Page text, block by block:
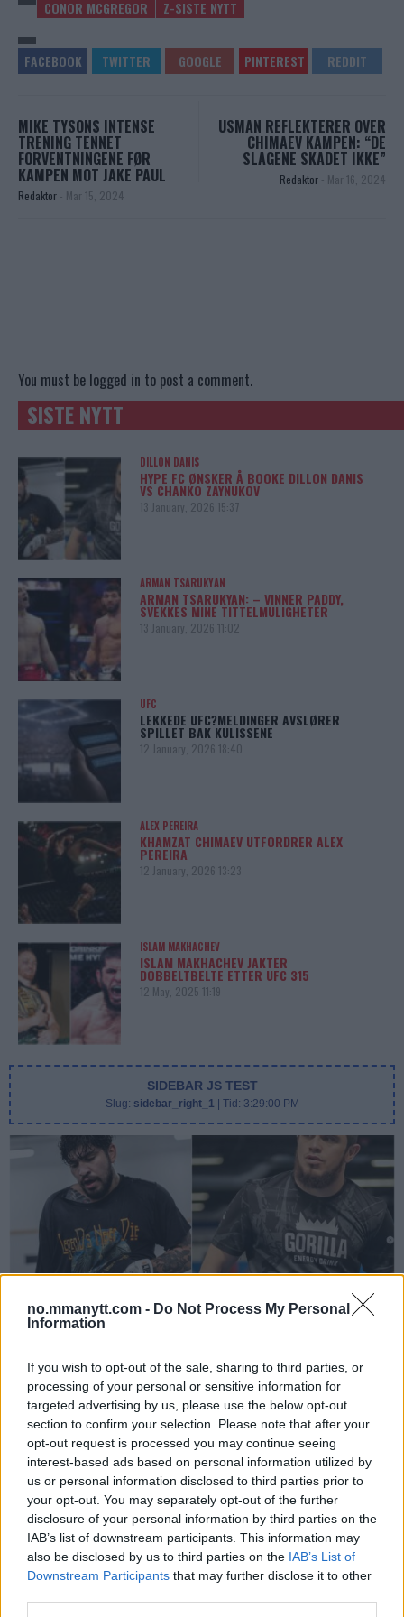
no.mmanytt.com - Do Not Process My Personal
Information
If you wish to opt-out of the sale, sharing to third parties, or
processing of your personal or sensitive information for
targeted advertising by us, please use the below opt-out
section to confirm your selection. Please note that after your
opt-out request is processed you may continue seeing
interest-based ads based on personal information utilized by
us or personal information disclosed to third parties prior to
your opt-out. You may separately opt-out of the further
disclosure of your personal information by third parties on the
IAB’s list of downstream participants. This information may
also be disclosed by us to third parties on the IAB’s List of
Downstream Participants that may further disclose it to other
CONOR MCGREGOR Z-SISTE NYTT
MIKE TYSONS INTENSE
TRENING TENNET
FORVENTNINGENE FØR
KAMPEN MOT JAKE PAUL
Redaktor - Mar 15, 2024
USMAN REFLEKTERER OVER
CHIMAEV KAMPEN: “DE
SLAGENE SKADET IKKE”
Redaktor - Mar 16, 2024
You must be logged in to post a comment.
SISTE NYTT
DILLON DANIS
HYPE FC ØNSKER Å BOOKE DILLON DANIS
VS CHANKO ZAYNUKOV
13 January, 2026 15:37
ARMAN TSARUKYAN
ARMAN TSARUKYAN: – VINNER PADDY,
SVEKKES MINE TITTELMULIGHETER
13 January, 2026 11:02
UFC
LEKKEDE UFC?MELDINGER AVSLØRER
SPILLET BAK KULISSENE
12 January, 2026 18:40
ALEX PEREIRA
KHAMZAT CHIMAEV UTFORDRER ALEX
PEREIRA
12 January, 2026 13:23
ISLAM MAKHACHEV
ISLAM MAKHACHEV JAKTER
DOBBELTBELTE ETTER UFC 315
12 May, 2025 11:19
SIDEBAR JS TEST
Slug: sidebar_right_1 | Tid: 3:29:00 PM
DILLON DANIS
Hype FC ønsker å booke Dillon Danis vs Chanko Zaynukov
Erik Solvang 13 January, 2026 15:37